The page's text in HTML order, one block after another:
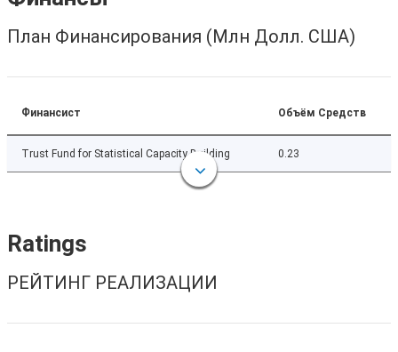
План Финансирования (Млн Долл. США)
Финансист Объём Средств
Trust Fund for Statistical Capacity Building 0.23
Ratings
РЕЙТИНГ РЕАЛИЗАЦИИ